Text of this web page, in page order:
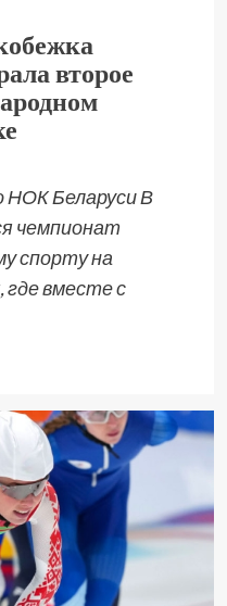
второе
Беларуси В
чемпионат
спорту на
вместе с